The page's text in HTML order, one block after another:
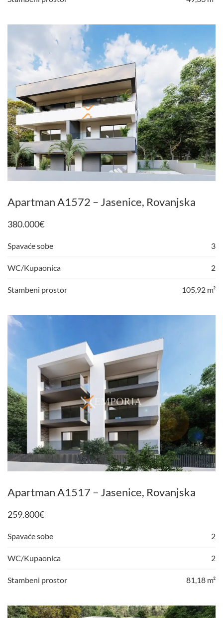
Apartman A1572 – Jasenice, Rovanjska
380.000€
Spavaće sobe 3
WC/Kupaonica 2
Stambeni prostor 105,92 m²
Apartman A1517 – Jasenice, Rovanjska
259.800€
Spavaće sobe 2
WC/Kupaonica 2
Stambeni prostor 81,18 m²